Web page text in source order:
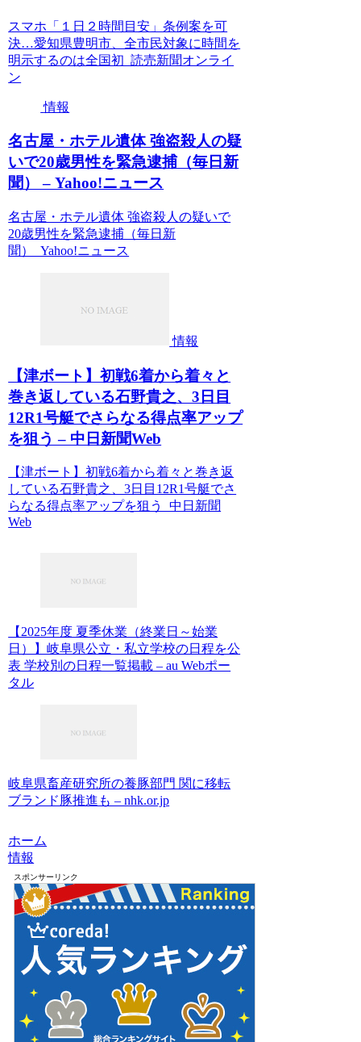
スマホ「１日２時間目安」条例案を可
決…愛知県豊明市、全市民対象に時間を
明示するのは全国初 読売新聞オンライ
ン
情報
名古屋・ホテル遺体 強盗殺人の疑
いで20歳男性を緊急逮捕（毎日新
聞） – Yahoo!ニュース
名古屋・ホテル遺体 強盗殺人の疑いで
20歳男性を緊急逮捕（毎日新
聞） Yahoo!ニュース
情報
【津ボート】初戦6着から着々と
巻き返している石野貴之、3日目
12R1号艇でさらなる得点率アップ
を狙う – 中日新聞Web
【津ボート】初戦6着から着々と巻き返
している石野貴之、3日目12R1号艇でさ
らなる得点率アップを狙う 中日新聞
Web
【2025年度 夏季休業（終業日～始業
日）】岐阜県公立・私立学校の日程を公
表 学校別の日程一覧掲載 – au Webポー
タル
岐阜県畜産研究所の養豚部門 関に移転
ブランド豚推進も – nhk.or.jp
ホーム
情報
スポンサーリンク